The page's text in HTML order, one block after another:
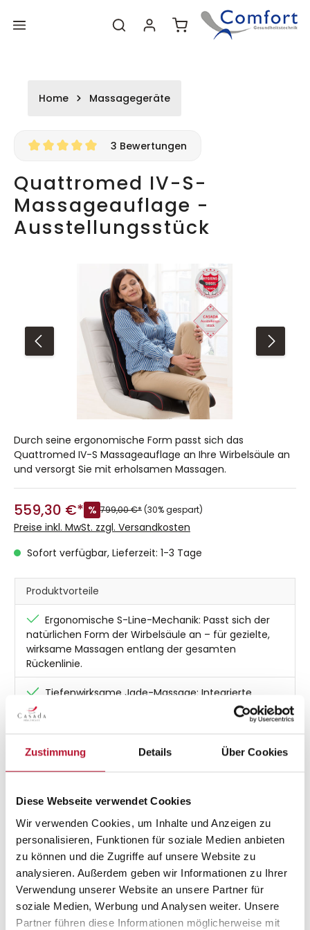
Zustimmung Details Über Cookies
Diese Webseite verwendet Cookies
Wir verwenden Cookies, um Inhalte und Anzeigen zu
personalisieren, Funktionen für soziale Medien anbieten
zu können und die Zugriffe auf unsere Website zu
analysieren. Außerdem geben wir Informationen zu Ihrer
Verwendung unserer Website an unsere Partner für
soziale Medien, Werbung und Analysen weiter. Unsere
Partner führen diese Informationen möglicherweise mit
Hauptinhalt
FooterWarenkorb enthält 0
Home Massagegeräte
Bildergalerie überspringen
3 Bewertungen
Quattromed IV-S-
Massageauflage -
Ausstellungsstück
Durch seine ergonomische Form passt sich das
Quattromed IV-S Massageauflage an Ihre Wirbelsäule an
und versorgt Sie mit erholsamen Massagen.
559,30 €* % 799,00 €*(30% gespart)
Preise inkl. MwSt. zzgl. Versandkosten
Sofort verfügbar, Lieferzeit: 1-3 Tage
Produktvorteile
Ergonomische S-Line-Mechanik: Passt sich der
natürlichen Form der Wirbelsäule an – für gezielte,
wirksame Massagen entlang der gesamten
Rückenlinie.
Tiefenwirksame Jade-Massage: Integrierte
Jadesteine spenden wohltuende Tiefenwärme und
verstärken die muskelentspannende Wirkung.
Vielfältige Massageprogramme: Auswahl aus
Vibrationsfunktion im Sitzbereich: Aktiviert die
Durchblutung im Gesäßbereich – ideal zur
Ganzkörperentspannung.
Punktgenaue Spot-Massage: Massageköpfe
lassen sich gezielt ausrichten – für intensive
Lockerung verspannter Muskelpartien.